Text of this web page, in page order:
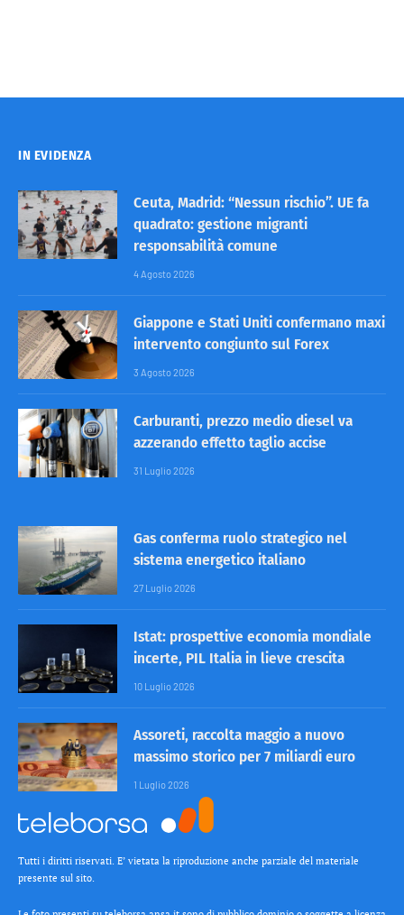
IN EVIDENZA
Ceuta, Madrid: “Nessun rischio”. UE fa
quadrato: gestione migranti
responsabilità comune
4 Agosto 2026
Giappone e Stati Uniti confermano maxi
intervento congiunto sul Forex
3 Agosto 2026
Carburanti, prezzo medio diesel va
azzerando effetto taglio accise
31 Luglio 2026
Gas conferma ruolo strategico nel
sistema energetico italiano
27 Luglio 2026
Istat: prospettive economia mondiale
incerte, PIL Italia in lieve crescita
10 Luglio 2026
Assoreti, raccolta maggio a nuovo
massimo storico per 7 miliardi euro
1 Luglio 2026
Tutti i diritti riservati. E’ vietata la riproduzione anche parziale del materiale
presente sul sito.